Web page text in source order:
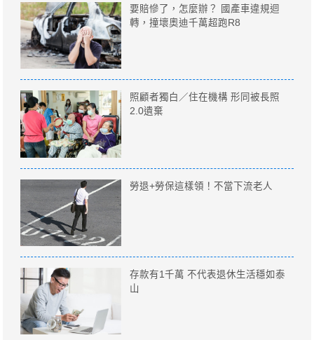
要賠慘了，怎麼辦？ 國產車違規迴
轉，撞壞奧迪千萬超跑R8
照顧者獨白／住在機構 形同被長照
2.0遺棄
勞退+勞保這樣領！不當下流老人
存款有1千萬 不代表退休生活穩如泰
山